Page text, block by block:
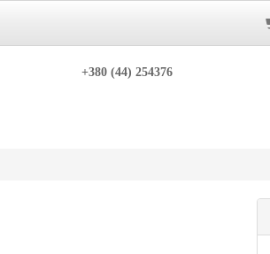
+380 (44) 254376